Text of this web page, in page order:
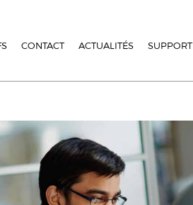
CONTACT ACTUALITÉS SUPPORT